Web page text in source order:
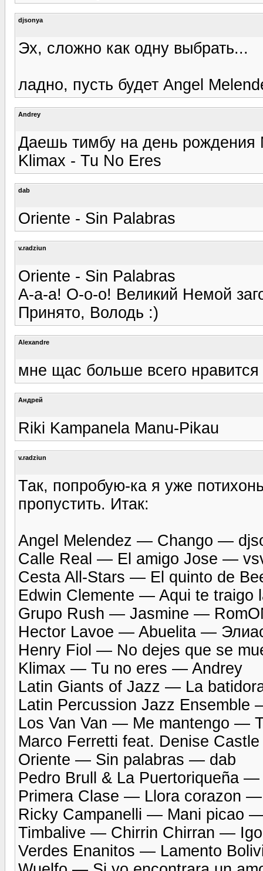
djsonya
Эх, сложно как одну выбрать...
ладно, пусть будет Angel
Andrey
Даешь тимбу на день рождения
Klimax - Tu No Eres
dab
Oriente - Sin Palabras
v.radziun
Oriente - Sin Palabras
А-а-а! О-о-о! Великий Немой
Принято, Володь :)
Alexandre
мне щас больше всего
Андрей
Riki Kampanela Manu-Pikau
v.radziun
Так, попробую-ка я уже
пропустить. Итак:
Angel Melendez — Chango —
Calle Real — El amigo Jose —
Cesta All-Stars — El quinto de
Edwin Clemente — Aqui te traigo
Grupo Rush — Jasmine —
Hector Lavoe — Abuelita —
Henry Fiol — No dejes que se
Klimax — Tu no eres — Andrey
Latin Giants of Jazz — La
Latin Percussion Jazz
Los Van Van — Me mantengo —
Marco Ferretti feat. Denise
Oriente — Sin palabras — dab
Pedro Brull & La Puertoriqueña
Primera Clase — Llora corazon
Ricky Campanelli — Mani picao
Timbalive — Chirrin Chirran —
Verdes Enanitos — Lamento